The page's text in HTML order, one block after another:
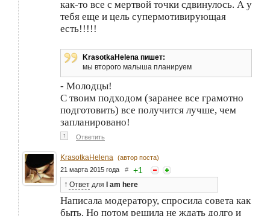
как-то все с мертвой точки сдвинулось. А у
тебя еще и цель супермотивирующая
есть!!!!!
KrasotkaHelena пишет:
мы второго малыша планируем
- Молодцы!
С твоим подходом (заранее все грамотно
подготовить) все получится лучше, чем
запланировано!
↑ Ответить
KrasotkaHelena (автор поста)
21 марта 2015 года # +1
↑ Ответ для I am here
Написала модератору, спросила совета как
быть. Но потом решила не ждать долго и